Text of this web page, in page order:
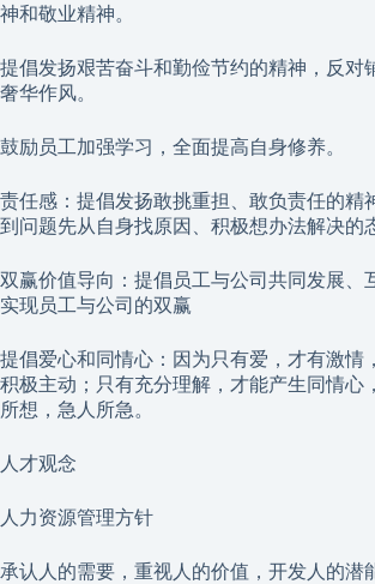
神和敬业精神。
提倡发扬艰苦奋斗和勤俭节约的精神，反对
奢华作风。
鼓励员工加强学习，全面提高自身修养。
责任感：提倡发扬敢挑重担、敢负责任的精
到问题先从自身找原因、积极想办法解决的
双赢价值导向：提倡员工与公司共同发展、
实现员工与公司的双赢
提倡爱心和同情心：因为只有爱，才有激情
积极主动；只有充分理解，才能产生同情心
所想，急人所急。
人才观念
人力资源管理方针
承认人的需要，重视人的价值，开发人的潜